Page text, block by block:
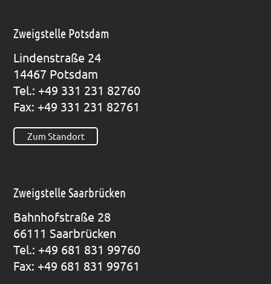
Zweigstelle Potsdam
Lin­den­stra­ße 24
14467 Pots­dam
Tel.: +49 331 231 82760
Fax: +49 331 231 82761
Zum Standort
Zweigstelle Saarbrücken
Bahn­hof­stra­ße 28
66111 Saar­brü­cken
Tel.: +49 681 831 99760
Fax: +49 681 831 99761